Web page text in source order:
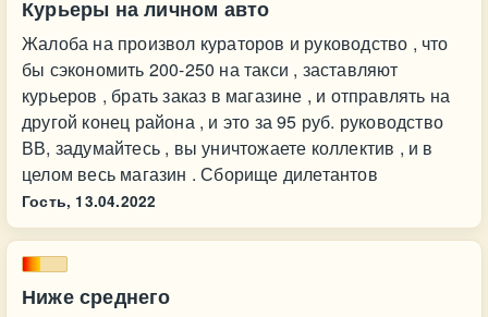
Курьеры на личном авто
Жалоба на произвол кураторов и руководство , что
бы сэкономить 200-250 на такси , заставляют
курьеров , брать заказ в магазине , и отправлять на
другой конец района , и это за 95 руб. руководство
ВВ, задумайтесь , вы уничтожаете коллектив , и в
целом весь магазин . Сборище дилетантов
Гость, 13.04.2022
Ниже среднего